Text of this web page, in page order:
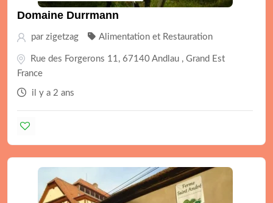
Domaine Durrmann
par zigetzag Alimentation et Restauration
Rue des Forgerons 11, 67140 Andlau , Grand Est
France
il y a 2 ans